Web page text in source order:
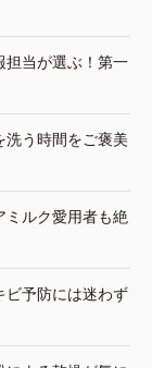
担当が選ぶ！第一
洗う時間をご褒美
ミルク愛用者も絶
ビ予防には迷わず